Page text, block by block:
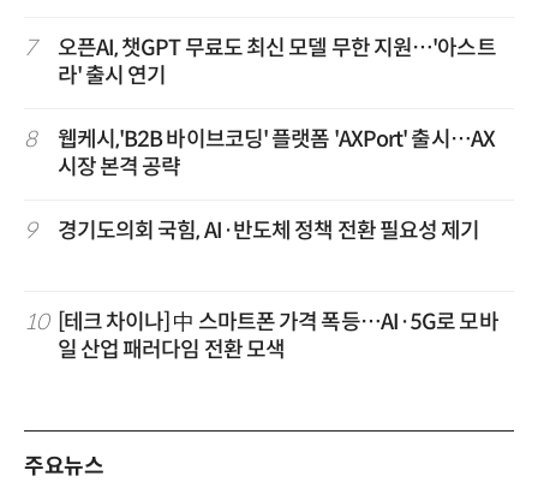
7
오픈AI, 챗GPT 무료도 최신 모델 무한 지원…'아스트
라' 출시 연기
8
웹케시,'B2B 바이브코딩' 플랫폼 'AXPort' 출시…AX
시장 본격 공략
9 경기도의회 국힘, AI·반도체 정책 전환 필요성 제기
10
[테크 차이나] 中 스마트폰 가격 폭등…AI·5G로 모바
일 산업 패러다임 전환 모색
주요뉴스